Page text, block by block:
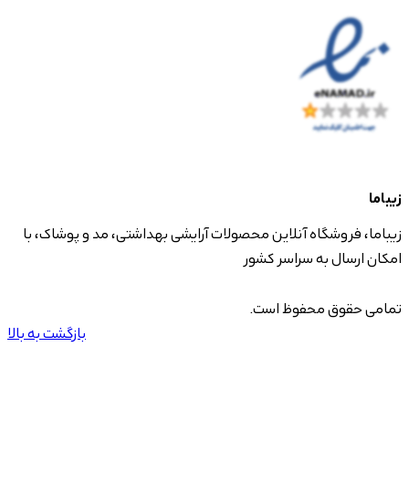
زیباما
زیباما، فروشگاه آنلاین محصولات آرایشی بهداشتی، مد و پوشاک، با
امکان ارسال به سراسر کشور
تمامی حقوق محفوظ است.
بازگشت به بالا